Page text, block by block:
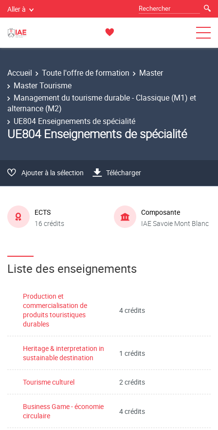
Aller à
Accueil Toute l'offre de formation
Master
Master Tourisme
Management du tourisme durable - Classique (M1) et
alternance (M2)
UE804 Enseignements de spécialité
UE804 Enseignements de spécialité
Ajouter à la sélection Télécharger
ECTS
16 crédits
Composante
IAE Savoie Mont Blanc
Liste des enseignements
Production et
commercialisation de
produits touristiques
durables
4 crédits
Heritage & interpretation in
sustainable destination
1 crédits
Tourisme culturel 2 crédits
Business Game - économie
circulaire
4 crédits